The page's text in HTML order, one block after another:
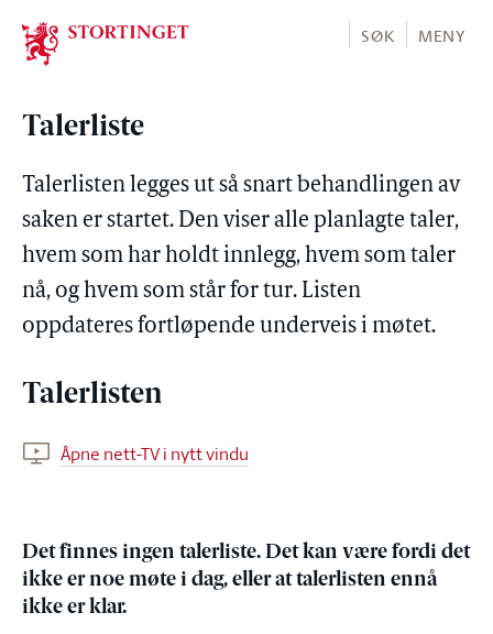
Stortinget.no
SØK MENY
Talerliste
Talerlisten legges ut så snart behandlingen av
saken er startet. Den viser alle planlagte taler,
hvem som har holdt innlegg, hvem som taler
nå, og hvem som står for tur. Listen
oppdateres fortløpende underveis i møtet.
Talerlisten
Åpne nett-TV i nytt vindu
Det finnes ingen talerliste. Det kan være fordi det
ikke er noe møte i dag, eller at talerlisten ennå
ikke er klar.